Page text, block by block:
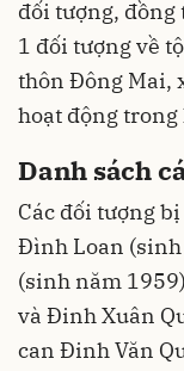
đối tượng,
1 đối tượng về
thôn Đông Mai,
hoạt động
Danh sách
Các đối tượng
Đình Loan (sinh
(sinh năm
và Đinh Xuân
can Đinh Văn